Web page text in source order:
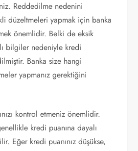
Reddedilme nedenini
düzeltmeleri yapmak için banka
önemlidir. Belki de eksik
bilgiler nedeniyle kredi
Banka size hangi
yapmanız gerektiğini
kontrol etmeniz önemlidir.
kredi puanına dayalı
Eğer kredi puanınız düşükse,